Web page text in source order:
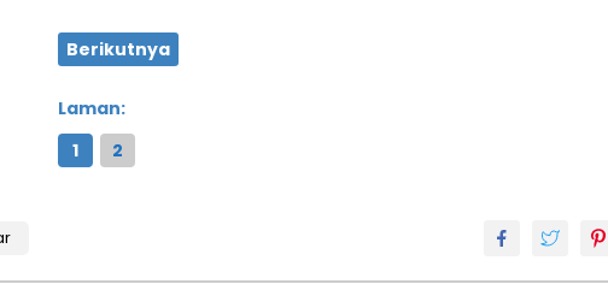
Berikutnya
Laman:
1
2